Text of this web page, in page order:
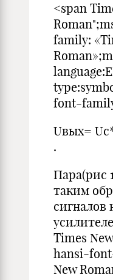
<span
family:
font-
Uвых=
.
Пара(рис
таким
сигналов
Times
hansi-
New